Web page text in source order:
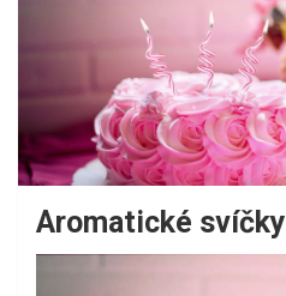
Aromatické svíčky